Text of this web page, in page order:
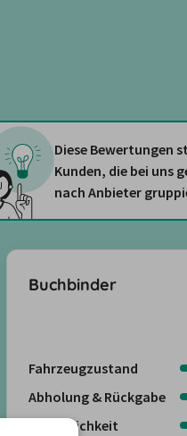
Diese Bewertungen
Kunden, die bei uns
nach Anbieter
Buchbinder
Fahrzeugzustand
Abholung & Rückgabe
Freundlichkeit